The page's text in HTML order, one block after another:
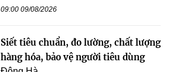
09:00 09/08/2026
Siết tiêu chuẩn, đo lường, chất lượng
hàng hóa, bảo vệ người tiêu dùng